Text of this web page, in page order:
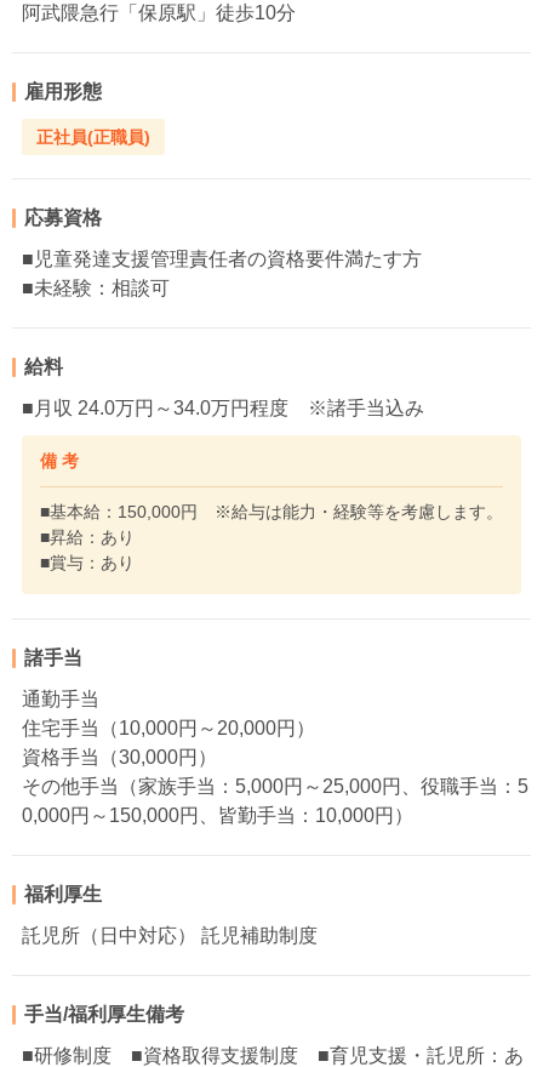
阿武隈急行「保原駅」徒歩10分
雇用形態
正社員(正職員)
応募資格
■児童発達支援管理責任者の資格要件満たす方
■未経験：相談可
給料
■月収 24.0万円～34.0万円程度 ※諸手当込み
備 考
■基本給：150,000円 ※給与は能力・経験等を考慮します。
■昇給：あり
■賞与：あり
諸手当
通勤手当
住宅手当（10,000円～20,000円）
資格手当（30,000円）
その他手当（家族手当：5,000円～25,000円、役職手当：5
0,000円～150,000円、皆勤手当：10,000円）
福利厚生
託児所（日中対応） 託児補助制度
手当/福利厚生備考
■研修制度 ■資格取得支援制度 ■育児支援・託児所：あ